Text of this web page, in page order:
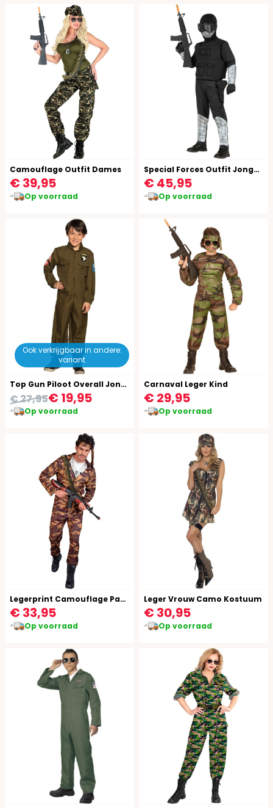
Camouflage Outfit Dames
€ 39,95
Op voorraad
Special Forces Outfit Jongens
€ 45,95
Op voorraad
Ook verkrijgbaar in andere:
variant
Top Gun Piloot Overall Jongens
€ 19,95
€ 27,95
Op voorraad
Carnaval Leger Kind
€ 29,95
Op voorraad
Legerprint Camouflage Pak Mannen
€ 33,95
Op voorraad
Leger Vrouw Camo Kostuum
€ 30,95
Op voorraad